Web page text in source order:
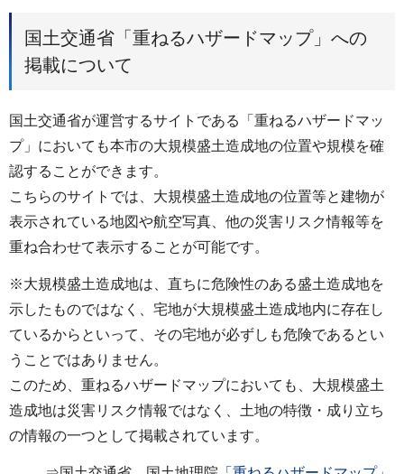
国土交通省「重ねるハザードマップ」への
掲載について
国土交通省が運営するサイトである「重ねるハザードマッ
プ」においても本市の大規模盛土造成地の位置や規模を確
認することができます。
こちらのサイトでは、大規模盛土造成地の位置等と建物が
表示されている地図や航空写真、他の災害リスク情報等を
重ね合わせて表示することが可能です。
※大規模盛土造成地は、直ちに危険性のある盛土造成地を
示したものではなく、宅地が大規模盛土造成地内に存在し
ているからといって、その宅地が必ずしも危険であるとい
うことではありません。
このため、重ねるハザードマップにおいても、大規模盛土
造成地は災害リスク情報ではなく、土地の特徴・成り立ち
の情報の一つとして掲載されています。